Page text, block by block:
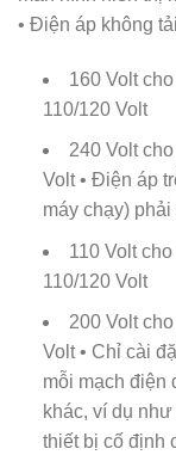
• Điện áp không
160 Volt
110/120 Volt
240 Volt
Volt • Điện áp
máy chạy)
110 Volt
110/120 Volt
200 Volt
Volt • Chỉ cài
mỗi mạch điện
khác, ví dụ
thiết bị cố định